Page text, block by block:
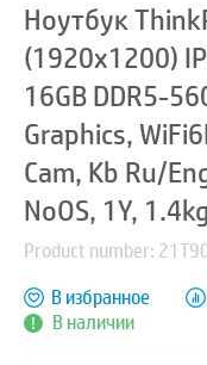
Ноутбук
(1920x1200)
16GB DDR5-
Graphics,
Cam, Kb Ru/
NoOS, 1Y,
Product number:
В наличии
В избранное